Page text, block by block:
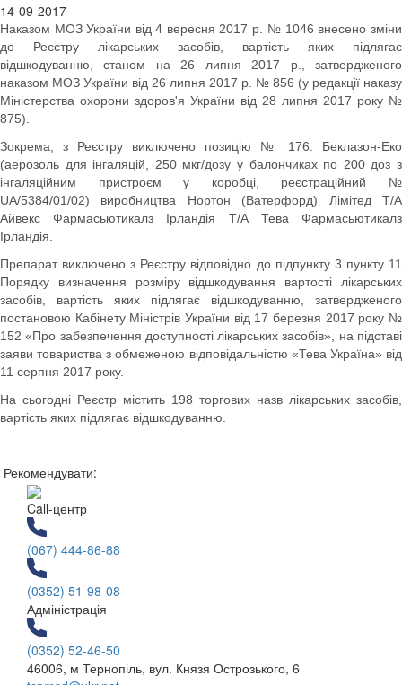
14-09-2017
Наказом МОЗ України від 4 вересня 2017 р. № 1046 внесено зміни
до Реєстру лікарських засобів, вартість яких підлягає
відшкодуванню, станом на 26 липня 2017 р., затвердженого
наказом МОЗ України від 26 липня 2017 р. № 856 (у редакції наказу
Міністерства охорони здоров'я України від 28 липня 2017 року №
875).
Зокрема, з Реєстру виключено позицію № 176: Беклазон-Еко
(аерозоль для інгаляцій, 250 мкг/дозу у балончиках по 200 доз з
інгаляційним пристроєм у коробці, реєстраційний №
UA/5384/01/02) виробництва Нортон (Ватерфорд) Лімітед Т/А
Айвекс Фармасьютикалз Ірландія Т/А Тева Фармасьютикалз
Ірландія.
Препарат виключено з Реєстру відповідно до підпункту 3 пункту 11
Порядку визначення розміру відшкодування вартості лікарських
засобів, вартість яких підлягає відшкодуванню, затвердженого
постановою Кабінету Міністрів України від 17 березня 2017 року №
152 «Про забезпечення доступності лікарських засобів», на підставі
заяви товариства з обмеженою відповідальністю «Тева Україна» від
11 серпня 2017 року.
На сьогодні Реєстр містить 198 торгових назв лікарських засобів,
вартість яких підлягає відшкодуванню.
Рекомендувати:
Call-центр
(067) 444-86-88
(0352) 51-98-08
Адміністрація
(0352) 52-46-50
46006, м Тернопіль, вул. Князя Острозького, 6